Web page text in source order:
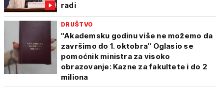
radi
DRUŠTVO
"Akademsku godinu više ne možemo da
završimo do 1. oktobra" Oglasio se
pomoćnik ministra za visoko
obrazovanje: Kazne za fakultete i do 2
miliona